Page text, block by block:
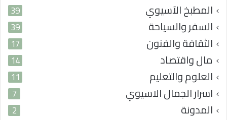
المطبخ الآسيوي 39
السفر والسياحة 39
الثقافة والفنون 17
مال واقتصاد 14
العلوم والتعليم 11
اسرار الجمال الاسيوي 7
المدونة 2